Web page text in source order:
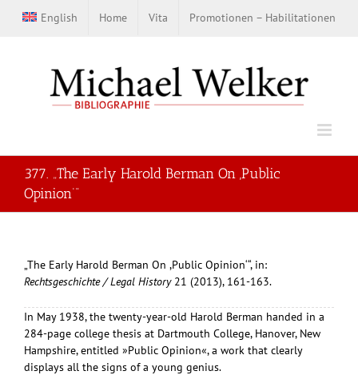
Inhalt
English Home Vita Promotionen – Habilitationen
377. „The Early Harold Berman On ,Public
Opinion‘“
„The Early Harold Berman On ,Public Opinion‘“, in:
Rechtsgeschichte / Legal History21 (2013), 161-163.
In May 1938, the twenty-year-old Harold Berman handed in a
284-page college thesis at Dartmouth College, Hanover, New
Hampshire, entitled »Public Opinion«, a work that clearly
displays all the signs of a young genius.